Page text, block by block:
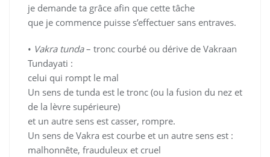
je demande ta grâce afin que cette tâche
que je commence puisse s’effectuer sans entraves.
• Vakra tunda– tronc courbé ou dérive de Vakraan
Tundayati :
celui qui rompt le mal
Un sens de tunda est le tronc (ou la fusion du nez et
de la lèvre supérieure)
et un autre sens est casser, rompre.
Un sens de Vakra est courbe et un autre sens est :
malhonnête, frauduleux et cruel